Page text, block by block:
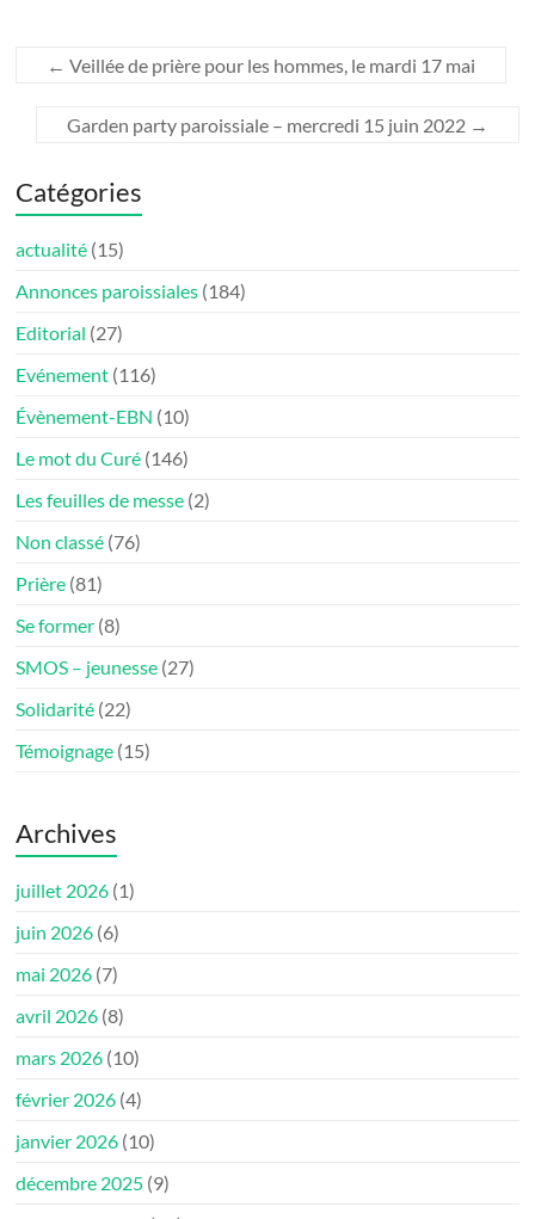
← Veillée de prière pour les hommes, le mardi 17 mai
Garden party paroissiale – mercredi 15 juin 2022 →
Catégories
actualité (15)
Annonces paroissiales (184)
Editorial (27)
Evénement (116)
Évènement-EBN (10)
Le mot du Curé (146)
Les feuilles de messe (2)
Non classé (76)
Prière (81)
Se former (8)
SMOS – jeunesse (27)
Solidarité (22)
Témoignage (15)
Archives
juillet 2026 (1)
juin 2026 (6)
mai 2026 (7)
avril 2026 (8)
mars 2026 (10)
février 2026 (4)
janvier 2026 (10)
décembre 2025 (9)